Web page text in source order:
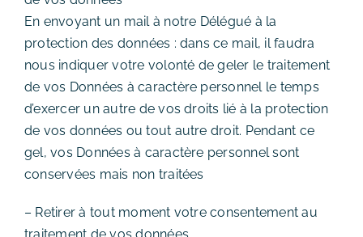
En envoyant un mail à notre Délégué à la
protection des données : dans ce mail, il faudra
nous indiquer votre volonté de geler le traitement
de vos Données à caractère personnel le temps
d’exercer un autre de vos droits lié à la protection
de vos données ou tout autre droit. Pendant ce
gel, vos Données à caractère personnel sont
conservées mais non traitées
– Retirer à tout moment votre consentement au